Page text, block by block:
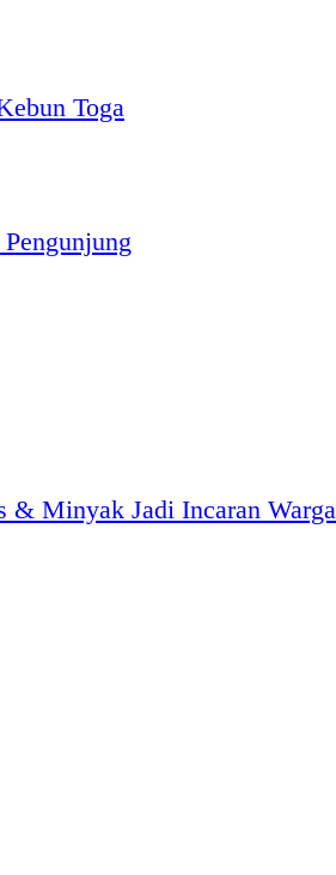
Toga
& Minyak Jadi Incaran Warga